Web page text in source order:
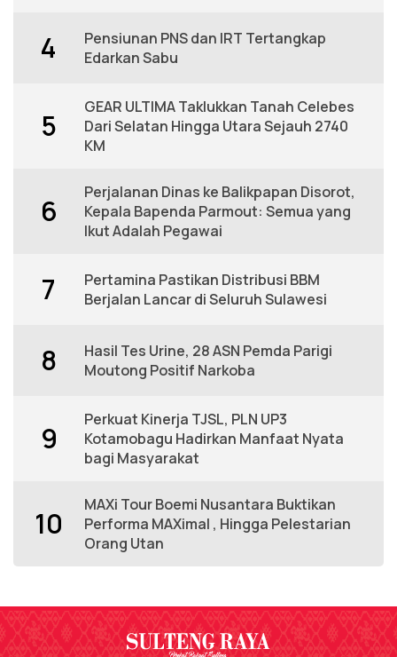
4
Pensiunan PNS dan IRT Tertangkap
Edarkan Sabu
5
GEAR ULTIMA Taklukkan Tanah Celebes
Dari Selatan Hingga Utara Sejauh 2740
KM
6
Perjalanan Dinas ke Balikpapan Disorot,
Kepala Bapenda Parmout: Semua yang
Ikut Adalah Pegawai
7
Pertamina Pastikan Distribusi BBM
Berjalan Lancar di Seluruh Sulawesi
8
Hasil Tes Urine, 28 ASN Pemda Parigi
Moutong Positif Narkoba
9
Perkuat Kinerja TJSL, PLN UP3
Kotamobagu Hadirkan Manfaat Nyata
bagi Masyarakat
10
MAXi Tour Boemi Nusantara Buktikan
Performa MAXimal , Hingga Pelestarian
Orang Utan